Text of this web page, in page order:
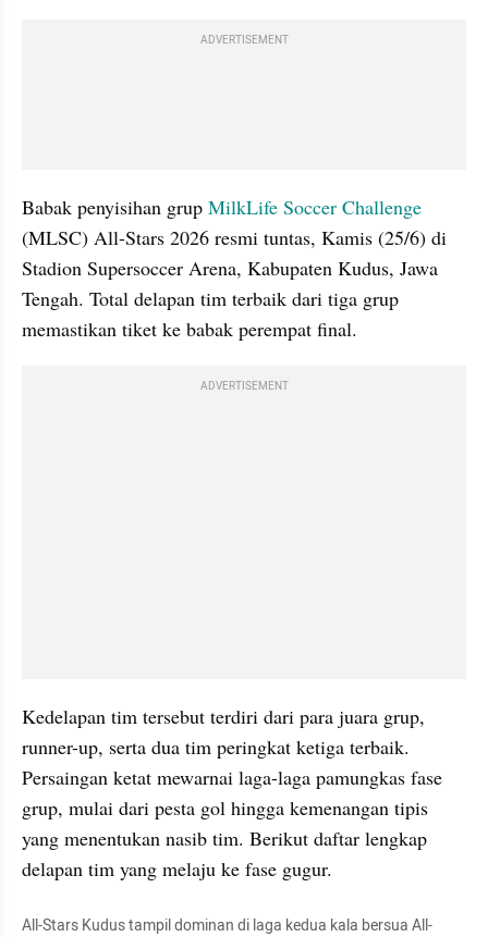
ADVERTISEMENT
Babak penyisihan grup MilkLife Soccer Challenge
(MLSC) All-Stars 2026 resmi tuntas, Kamis (25/6) di
Stadion Supersoccer Arena, Kabupaten Kudus, Jawa
Tengah. Total delapan tim terbaik dari tiga grup
memastikan tiket ke babak perempat final.
ADVERTISEMENT
Kedelapan tim tersebut terdiri dari para juara grup,
runner-up, serta dua tim peringkat ketiga terbaik.
Persaingan ketat mewarnai laga-laga pamungkas fase
grup, mulai dari pesta gol hingga kemenangan tipis
yang menentukan nasib tim. Berikut daftar lengkap
delapan tim yang melaju ke fase gugur.
All-Stars Kudus tampil dominan di laga kedua kala bersua All-